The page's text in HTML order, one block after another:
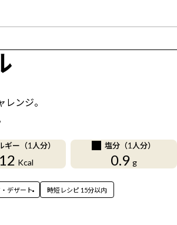
ンジ。
ギー（1人分）
Kcal
塩分（1人分）
0.9 g
デザート 時短レシピ 15分以内